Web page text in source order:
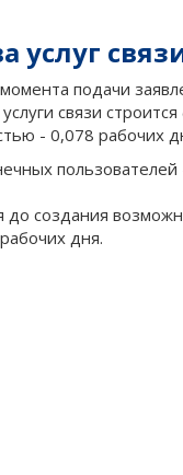
услуг
подачи
связи
- 0,078 рабочих
создания
дня.